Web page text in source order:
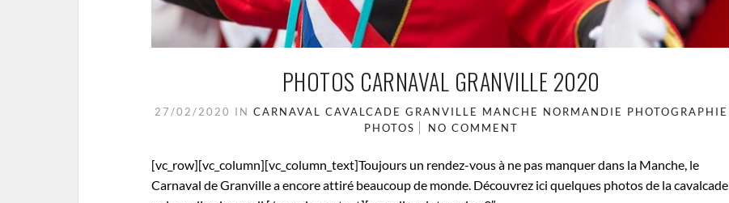
PHOTOS CARNAVAL GRANVILLE 2020
27/02/2020 IN CARNAVAL CAVALCADE GRANVILLE MANCHE NORMANDIE PHOTOGRAPHIE
PHOTOS
NO COMMENT
[vc_row][vc_column][vc_column_text]Toujours un rendez-vous à ne pas manquer dans la Manche, le
Carnaval de Granville a encore attiré beaucoup de monde. Découvrez ici quelques photos de la cavalcade